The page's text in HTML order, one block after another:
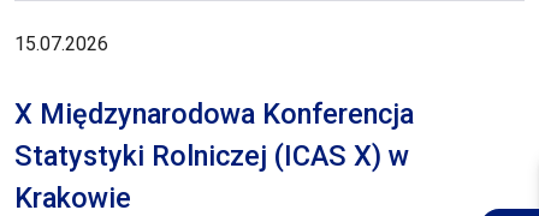
15.07.2026
X Międzynarodowa Konferencja
Statystyki Rolniczej (ICAS X) w
Krakowie